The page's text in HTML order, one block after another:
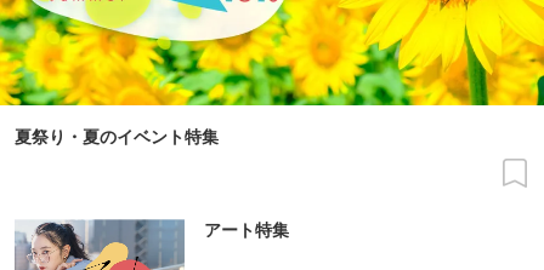
夏祭り・夏のイベント特集
アート特集